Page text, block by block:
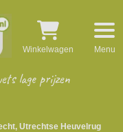
lage prijzen
Winkelwagen Menu
Utrechtse Heuvelrug